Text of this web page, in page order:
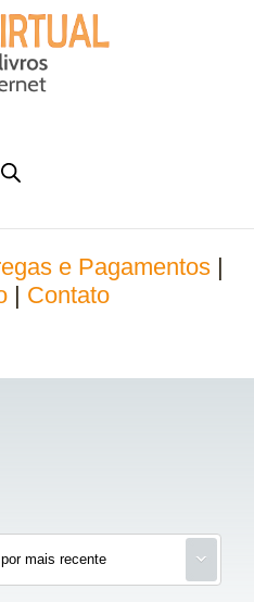
e Pagamentos
Contato